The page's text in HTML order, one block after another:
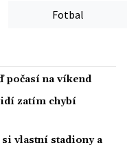
Fotbal
počasí na víkend
zatím chybí
vlastní stadiony a